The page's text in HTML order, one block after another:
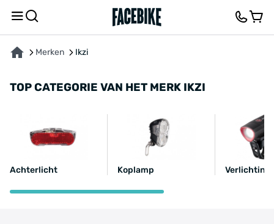
Merken Ikzi
TOP CATEGORIE VAN HET MERK IKZI
Achterlicht Koplamp Verlichting